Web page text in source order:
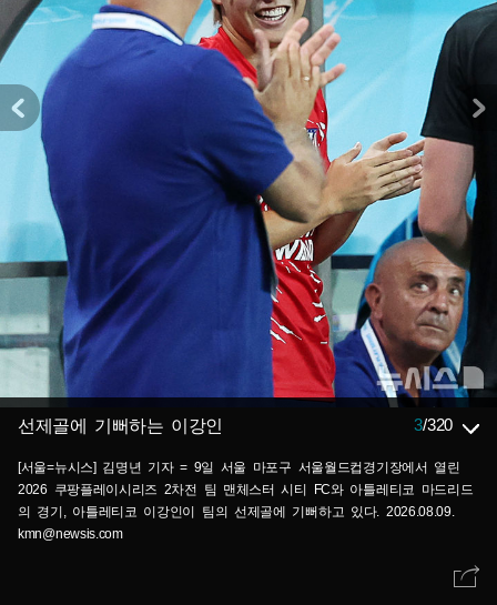
선제골에 기뻐하는 이강인 3/320
[서울=뉴시스] 김명년 기자 = 9일 서울 마포구 서울월드컵경기장에서 열린
2026 쿠팡플레이시리즈 2차전 팀 맨체스터 시티 FC와 아틀레티코 마드리드
의 경기, 아틀레티코 이강인이 팀의 선제골에 기뻐하고 있다. 2026.08.09.
kmn@newsis.com